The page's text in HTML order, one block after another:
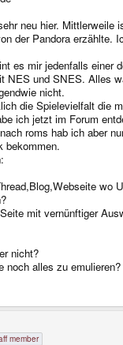
neu hier. Mittlerweile
der Pandora erzählte.
es mir jedenfalls einer
NES und SNES. Alles
nicht.
die Spielevielfalt die
ich jetzt im Forum
roms hab ich aber
bekommen.
wo
mit vernünftiger
nicht?
noch alles zu emulieren?
member